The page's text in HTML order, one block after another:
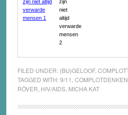
FILED UNDER: (BIJ)GELOOF,
TAGGED WITH:9/11 COMPLOTDENKEN
RÖVER HIV/AIDS, MICHA KAT